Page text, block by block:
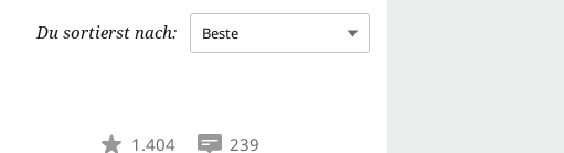
Du sortierst nach: Beste
1.404 239